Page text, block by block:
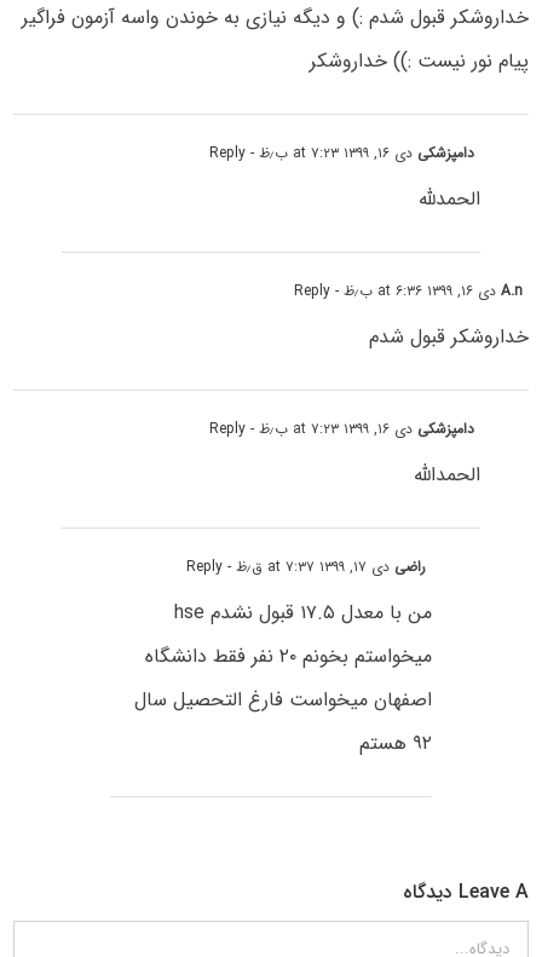
خداروشکر قبول شدم :) و دیگه نیازی به خوندن واسه آزمون فراگیر
پیام نور نیست :)) خداروشکر
دامپزشکی دی ۱۶, ۱۳۹۹ at ۷:۲۳ ب٫ظ - Reply
الحمدللہ
A.nدی ۱۶, ۱۳۹۹ at ۶:۳۶ ب٫ظ - Reply
خداروشکر قبول شدم
دامپزشکی دی ۱۶, ۱۳۹۹ at ۷:۲۳ ب٫ظ - Reply
الحمداللہ
راضی دی ۱۷, ۱۳۹۹ at ۷:۳۷ ق٫ظ - Reply
من با معدل ۱۷.۵ قبول نشدم hse
میخواستم بخونم ۲۰ نفر فقط دانشگاه
اصفهان میخواست فارغ التحصیل سال
۹۲ هستم
Leave A دیدگاه
دیدگاه